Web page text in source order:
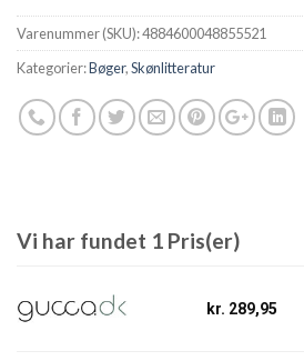
Varenummer (SKU):4884600048855521
Kategorier:Bøger,Skønlitteratur
Vi har fundet 1 Pris(er)
kr. 289,95